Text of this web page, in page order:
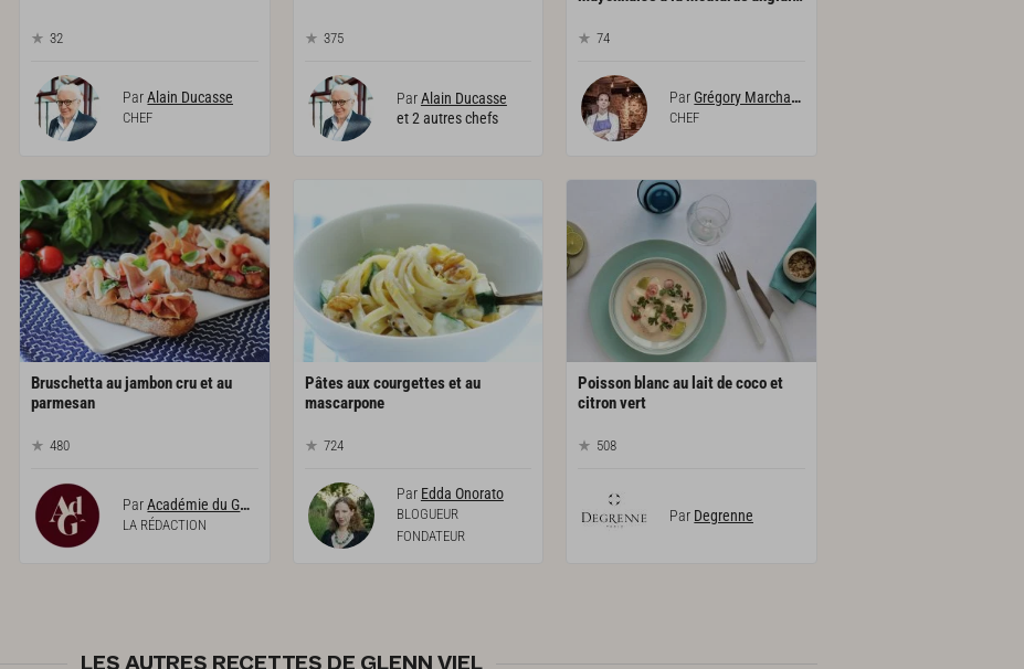
32
ParAlain Ducasse
CHEF
375
ParAlain Ducasse
et 2 autres chefs
74
ParGrégory Marchand
CHEF
Bruschetta au jambon cru et au
parmesan
480
ParAcadémie du Goût
LA RÉDACTION
Pâtes aux courgettes et au
mascarpone
724
Par Edda Onorato
BLOGUEUR
FONDATEUR
Poisson blanc au lait de coco et
citron vert
508
Par Degrenne
LES AUTRES RECETTES DE GLENN VIEL